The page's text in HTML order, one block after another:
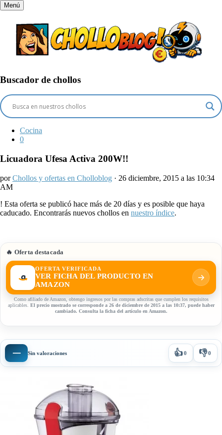
Menú
Buscador de chollos
Cocina
0
Licuadora Ufesa Activa 200W!!
porChollos y ofertas en Cholloblog · 26 diciembre, 2015 a las 10:34
AM
! Esta oferta se publicó hace más de 20 días y es posible que haya
caducado. Encontrarás nuevos chollos en nuestro índice.
🔥 Oferta destacada
OFERTA VERIFICADA
VER FICHA DEL PRODUCTO EN
AMAZON
Como afiliado de Amazon, obtengo ingresos por las compras adscritas que cumplen los requisitos
aplicables. El precio mostrado se corresponde a 26 de diciembre de 2015 a las 10:37, puede haber
cambiado. Consulta la ficha del artículo en Amazon.
— Sin valoraciones 👍0 👎0